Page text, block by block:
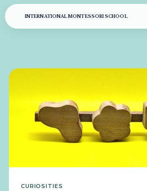
INTERNATIONAL MONTESSORI SCHOOL
CURIOSITIES